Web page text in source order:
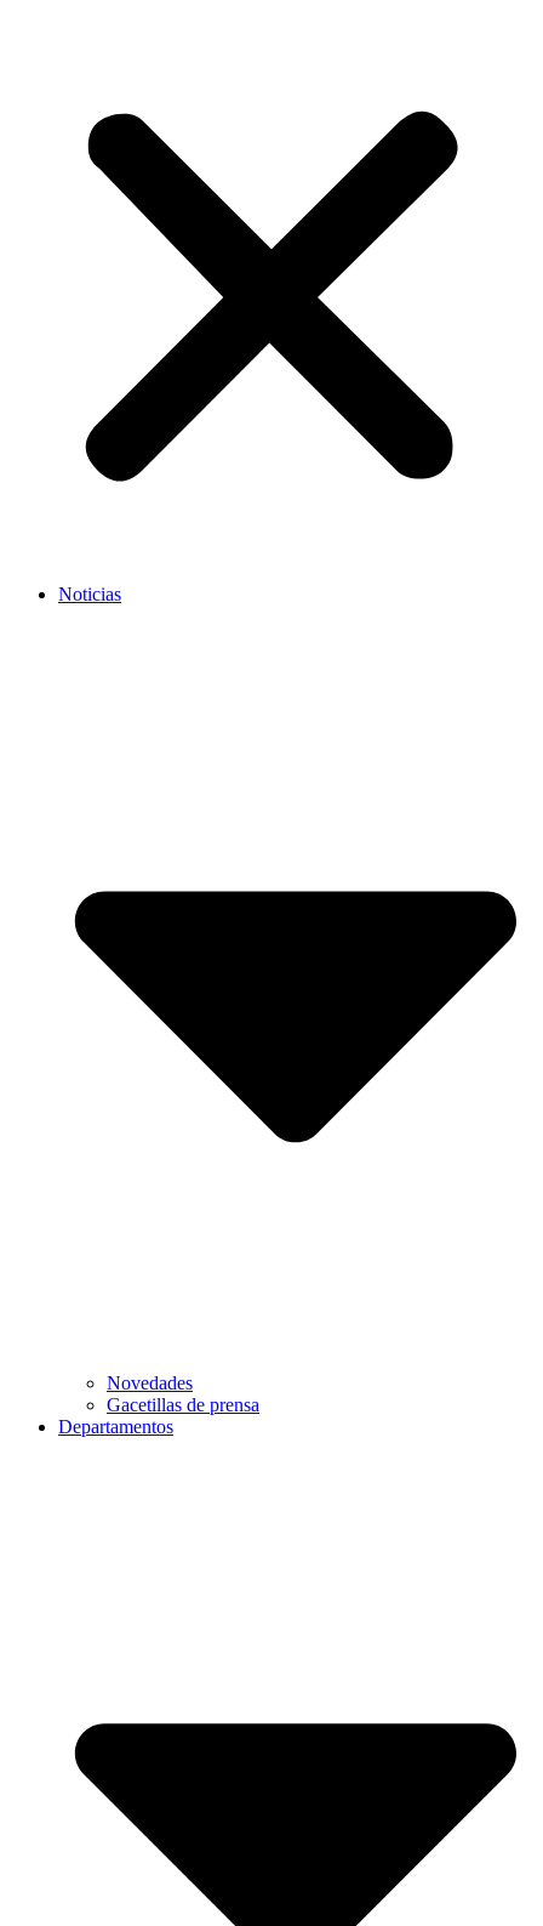
Noticias
Novedades
Gacetillas de prensa
Departamentos